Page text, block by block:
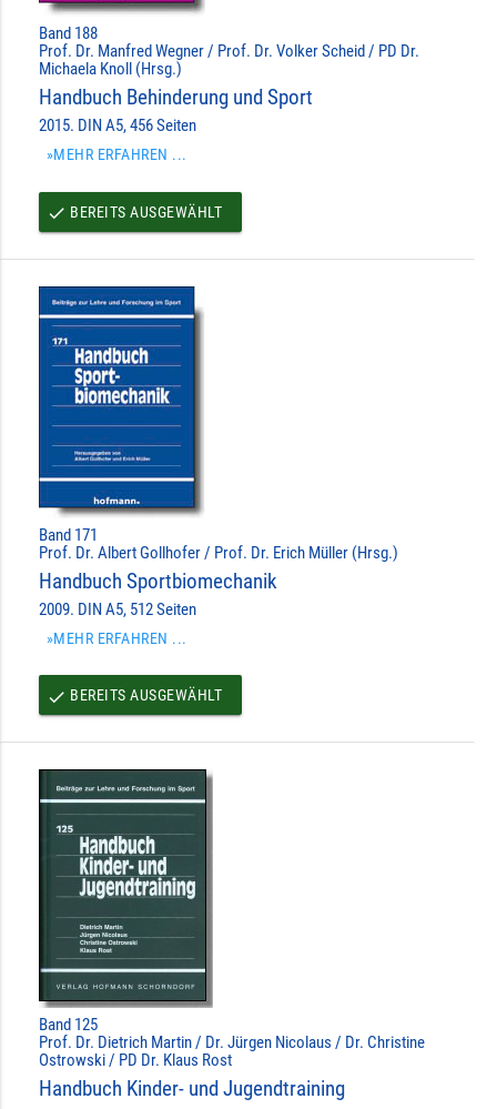
Band 188
Prof. Dr. Manfred Wegner / Prof. Dr. Volker Scheid / PD Dr.
Michaela Knoll (Hrsg.)
Handbuch Behinderung und Sport
2015. DIN A5, 456 Seiten
»MEHR ERFAHREN ...
done BEREITS AUSGEWÄHLT
Band 171
Prof. Dr. Albert Gollhofer / Prof. Dr. Erich Müller (Hrsg.)
Handbuch Sportbiomechanik
2009. DIN A5, 512 Seiten
»MEHR ERFAHREN ...
done BEREITS AUSGEWÄHLT
Band 125
Prof. Dr. Dietrich Martin / Dr. Jürgen Nicolaus / Dr. Christine
Ostrowski / PD Dr. Klaus Rost
Handbuch Kinder- und Jugendtraining